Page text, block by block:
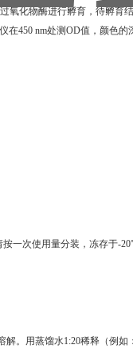
氧化物酶进行孵育，待孵育
450 nm处测OD值，颜色
一次使用量分装，冻存于-
。用蒸馏水1:20稀释（例如